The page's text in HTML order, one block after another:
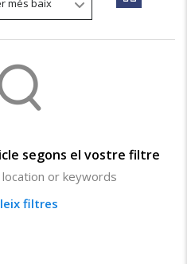
més baix
segons el vostre filtre
or keywords
filtres